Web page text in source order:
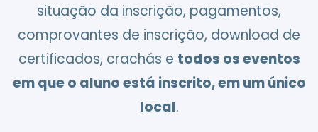
situação da inscrição, pagamentos,
comprovantes de inscrição, download de
certificados, crachás e todos os eventos
em que o aluno está inscrito, em um único
local.